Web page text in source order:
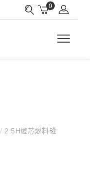
0
/ 2.5H燈芯燃料罐